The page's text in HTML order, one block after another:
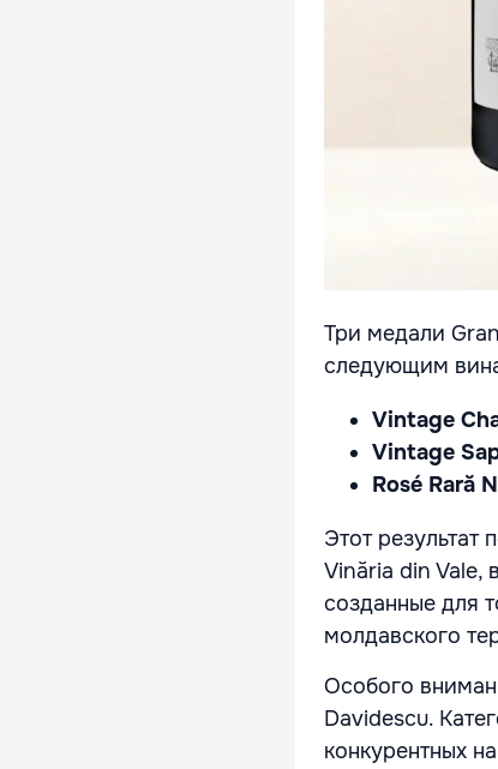
Три медали
следующим
Vintage
Vintage
Rosé Rară
Этот результат
Vinăria din Vale,
созданные для
молдавского
Особого
Davidescu.
конкурентных